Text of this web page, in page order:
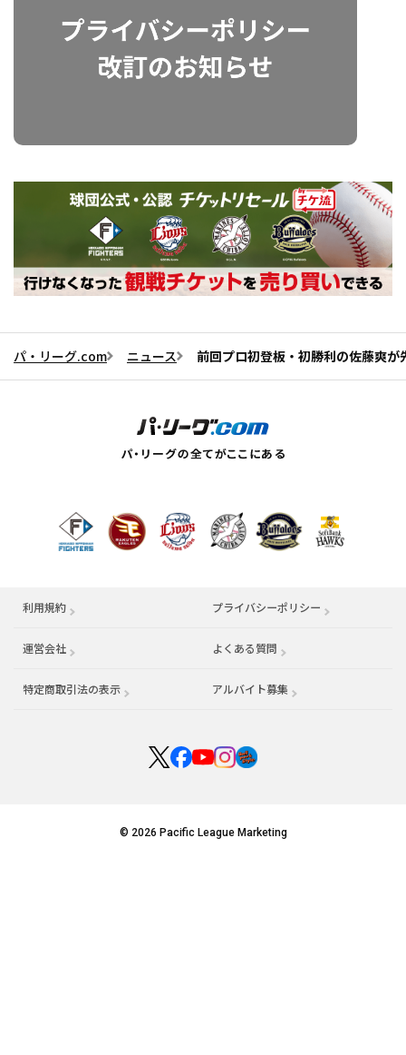
パ・リーグ.com ニュース 前回プロ初登板・初勝利の佐藤爽
利用規約 プライバシーポリシー
運営会社 （別ウィンドウで開く） よくある質問
特定商取引法の表示 アルバイト募集 （別ウィンドウで開く
© 2026 Pacific League Marketing